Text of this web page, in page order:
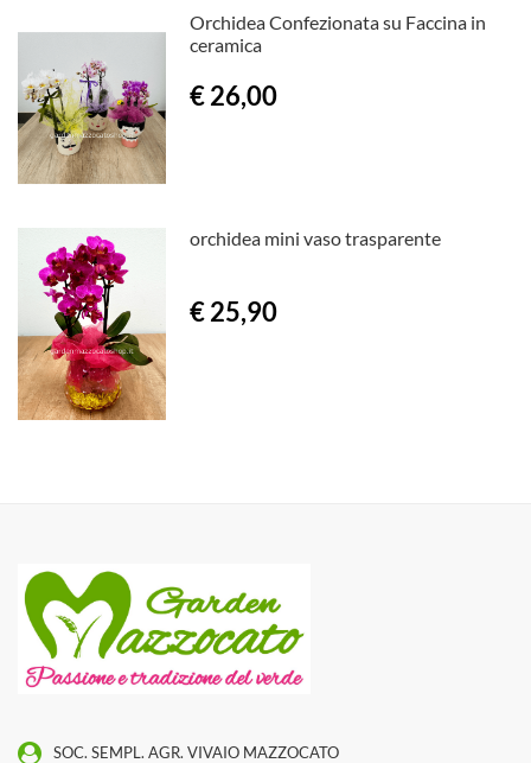
Orchidea Confezionata su Faccina in
ceramica
€ 26,00
orchidea mini vaso trasparente
€ 25,90
SOC. SEMPL. AGR. VIVAIO MAZZOCATO